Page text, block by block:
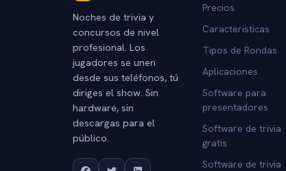
Noches de trivia y
concursos de nivel
profesional. Los
jugadores se unen
desde sus teléfonos, tú
diriges el show. Sin
hardware, sin
descargas para el
público.
Precios
Caracteristicas
Tipos de Rondas
Aplicaciones
Software para
presentadores
Software de trivia
gratis
Software de trivia